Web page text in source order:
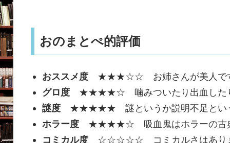
おのまとぺ的評価
おススメ度 ★★★☆☆ お姉さんが美人で
グロ度 ★★★★☆ 噛みついたり出血したり
謎度 ★★★★★ 謎というか説明不足とい
ホラー度 ★★★★☆ 吸血鬼はホラーの古
コミカル度 ☆☆☆☆☆ コミカルさはあり